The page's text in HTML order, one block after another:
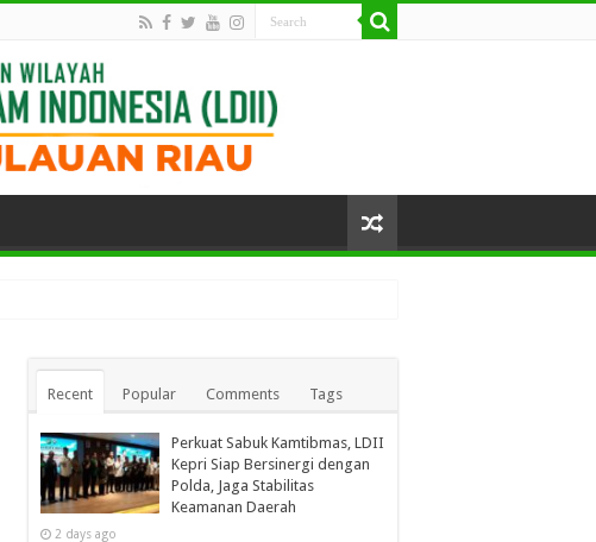
Recent Popular Comments Tags
Perkuat Sabuk Kamtibmas, LDII
Kepri Siap Bersinergi dengan
Polda, Jaga Stabilitas
Keamanan Daerah
2 days ago